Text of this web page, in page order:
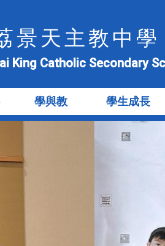
景天主教中學
King Catholic Secondary
學與教 學生成長